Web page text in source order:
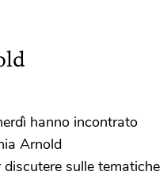
hanno incontrato
Arnold
sulle tematiche